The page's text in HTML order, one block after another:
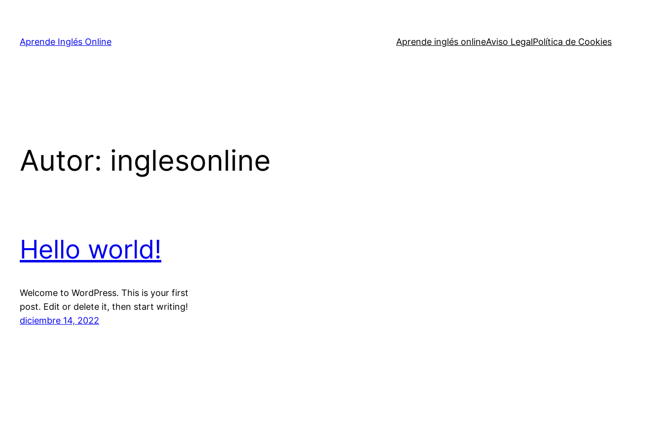
Aprende Inglés Online Aprende inglés onlineAviso LegalPolítica de Cookies
Autor: inglesonline
Hello world!
Welcome to WordPress. This is your first
post. Edit or delete it, then start writing!
diciembre 14, 2022